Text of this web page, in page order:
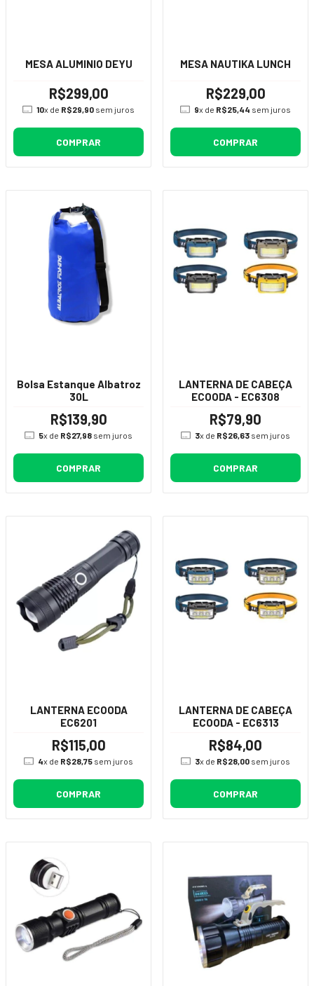
MESA ALUMINIO DEYU
R$299,00
10x de R$29,90sem juros
COMPRAR
MESA NAUTIKA LUNCH
R$229,00
9x de R$25,44 sem juros
COMPRAR
Bolsa Estanque Albatroz
30L
R$139,90
5x de R$27,98sem juros
COMPRAR
LANTERNA DE CABEÇA
ECOODA - EC6308
R$79,90
3x de R$26,63sem juros
COMPRAR
LANTERNA ECOODA
EC6201
R$115,00
4x de R$28,75sem juros
COMPRAR
LANTERNA DE CABEÇA
ECOODA - EC6313
R$84,00
3x de R$28,00sem juros
COMPRAR